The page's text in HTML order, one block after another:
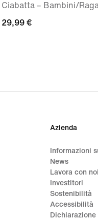
Ciabatta – Bambini/
29,99
29,99 €
Azienda
Informazioni
News
Lavora con noi
Investitori
Sostenibilità
Accessibilità